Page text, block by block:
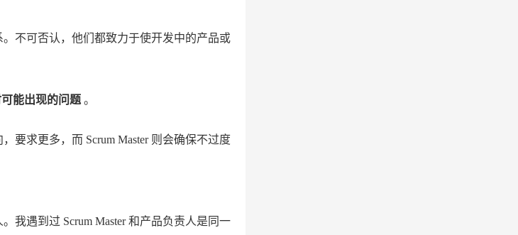
不可否认，他们都致力于使开发中的产品或
能出现的问题 。
要求更多，而 Scrum Master 则会确保不过度
我遇到过 Scrum Master 和产品负责人是同一